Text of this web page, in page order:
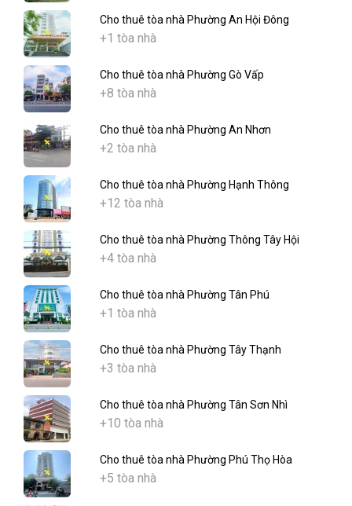
Cho thuê tòa nhà Phường An Hội Đông
+1 tòa nhà
Cho thuê tòa nhà Phường Gò Vấp
+8 tòa nhà
Cho thuê tòa nhà Phường An Nhơn
+2 tòa nhà
Cho thuê tòa nhà Phường Hạnh Thông
+12 tòa nhà
Cho thuê tòa nhà Phường Thông Tây Hội
+4 tòa nhà
Cho thuê tòa nhà Phường Tân Phú
+1 tòa nhà
Cho thuê tòa nhà Phường Tây Thạnh
+3 tòa nhà
Cho thuê tòa nhà Phường Tân Sơn Nhì
+10 tòa nhà
Cho thuê tòa nhà Phường Phú Thọ Hòa
+5 tòa nhà